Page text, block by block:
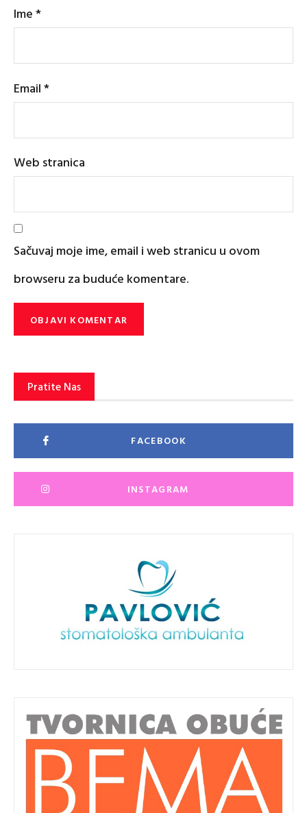
Ime*
Email*
Web stranica
Sačuvaj moje ime, email i web stranicu u ovom
browseru za buduće komentare.
Pratite Nas
FACEBOOK
INSTAGRAM